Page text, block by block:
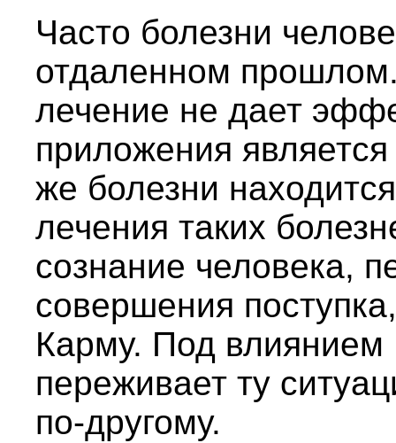
Часто болезни
отдаленном
лечение не дает
приложения
же болезни
лечения таких
сознание человека,
совершения
Карму. Под
переживает ту
по-другому.